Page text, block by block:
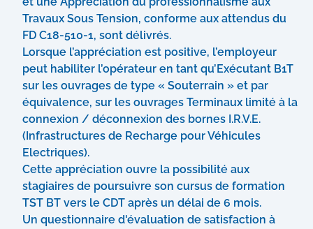
Travaux Sous Tension, conforme aux attendus du
FD C18-510-1, sont délivrés.
Lorsque l’appréciation est positive, l’employeur
peut habiliter l’opérateur en tant qu’Exécutant B1T
sur les ouvrages de type « Souterrain » et par
équivalence, sur les ouvrages Terminaux limité à la
connexion / déconnexion des bornes I.R.V.E.
(Infrastructures de Recharge pour Véhicules
Electriques).
Cette appréciation ouvre la possibilité aux
stagiaires de poursuivre son cursus de formation
TST BT vers le CDT après un délai de 6 mois.
Un questionnaire d'évaluation de satisfaction à